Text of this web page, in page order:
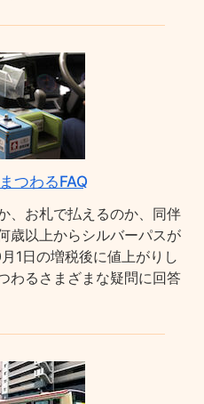
つわるFAQ
、お札で払えるのか、同伴
歳以上からシルバーパスが
1日の増税後に値上がりし
わるさまざまな疑問に回答